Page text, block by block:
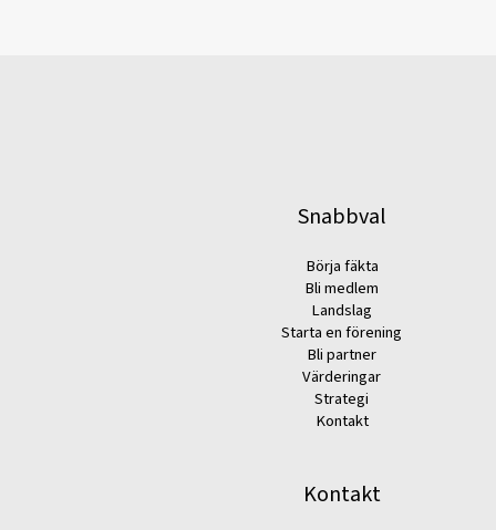
Snabbval
Börja fäkta
Bli medlem
Landslag
Starta en förening
Bli partner
Värderingar
Strategi
Kontakt
Kontakt